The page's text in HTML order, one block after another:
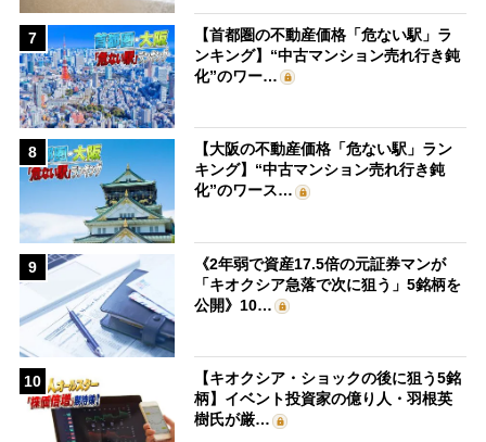
7
【首都圏の不動産価格「危ない駅」ラ
ンキング】“中古マンション売れ行き鈍
化”のワー…
8
【大阪の不動産価格「危ない駅」ラン
キング】“中古マンション売れ行き鈍
化”のワース…
9
《2年弱で資産17.5倍の元証券マンが
「キオクシア急落で次に狙う」5銘柄を
公開》10…
10
【キオクシア・ショックの後に狙う5銘
柄】イベント投資家の億り人・羽根英
樹氏が厳…